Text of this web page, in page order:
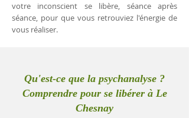
votre inconscient se libère, séance après
séance, pour que vous retrouviez l'énergie de
vous réaliser.
Qu'est-ce que la psychanalyse ?
Comprendre pour se libérer à Le
Chesnay